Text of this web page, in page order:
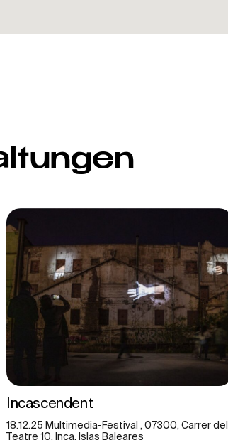
Incascendent
18.12.25 Multimedia-Festival , 07300, Carrer del
Teatre 10, Inca, Islas Baleares